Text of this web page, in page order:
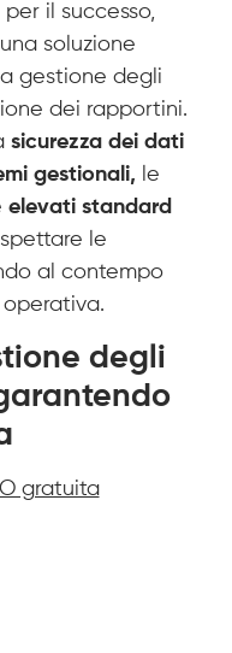
il successo,
soluzione
gestione degli
dei rapportini.
sicurezza dei dati
gestionali, le
elevati standard
le
al contempo
operativa.
degli
gratuita